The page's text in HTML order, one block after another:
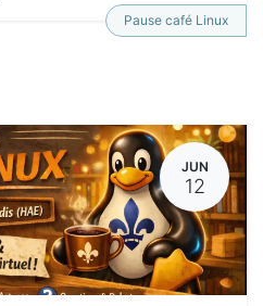
Pause café Linux
JUN
12